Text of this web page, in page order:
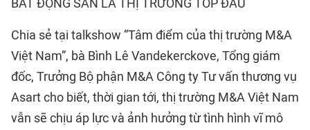
BẤT ĐỘNG SẢN LÀ THỊ TRƯỜNG TOP ĐẦU
Chia sẻ tại talkshow “Tâm điểm của thị trường M&A
Việt Nam”, bà Bình Lê Vandekerckove, Tổng giám
đốc, Trưởng Bộ phận M&A Công ty Tư vấn thương vụ
Asart cho biết, thời gian tới, thị trường M&A Việt Nam
vẫn sẽ chịu áp lực và ảnh hưởng từ tình hình vĩ mô